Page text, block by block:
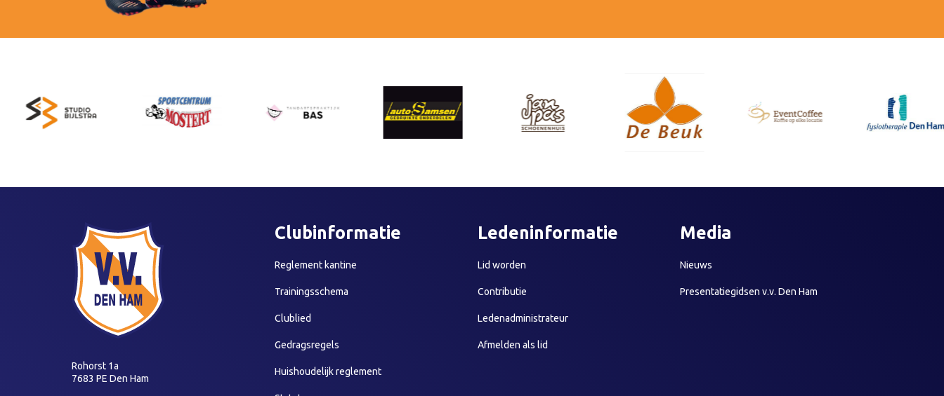
Rohorst 1a
7683 PE Den Ham
Clubinformatie
Reglement kantine
Trainingsschema
Clublied
Gedragsregels
Huishoudelijk reglement
Ledeninformatie
Lid worden
Contributie
Ledenadministrateur
Afmelden als lid
Media
Nieuws
Presentatiegidsen v.v. Den Ham